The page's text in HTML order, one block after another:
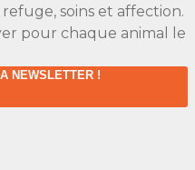
soins et affection.
pour chaque animal le
NEWSLETTER !